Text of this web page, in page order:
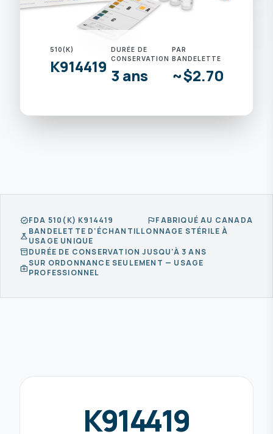
510(K)
K914419
DURÉE DE
CONSERVATION
3 ans
PAR
BANDELETTE
~$2.70
verifiedFDA 510(K) K914419 flagFABRIQUÉ AU CANADA
scienceBANDELETTE D'ÉCHANTILLONNAGE STÉRILE À
USAGE UNIQUE
inventory_2DURÉE DE CONSERVATION JUSQU'À 3 ANS
medical_servicesSUR ORDONNANCE SEULEMENT — USAGE
PROFESSIONNEL
K914419